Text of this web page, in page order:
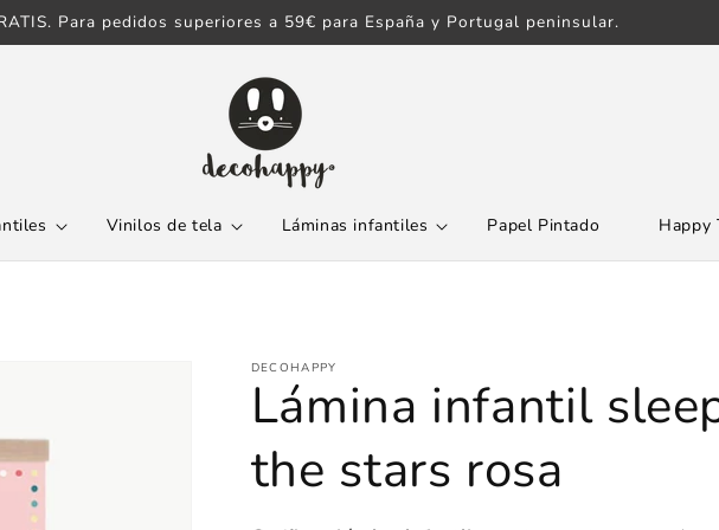
Para pedidos superiores a 59€ para España y Portugal peninsular.
Vinilos de tela Láminas infantiles Papel Pintado Happy
DECOHAPPY
Lámina infantil
the stars rosa